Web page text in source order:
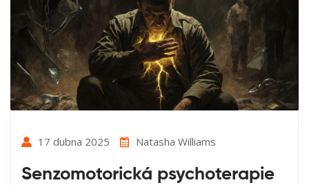
17 dubna 2025 Natasha Williams
Senzomotorická psychoterapie